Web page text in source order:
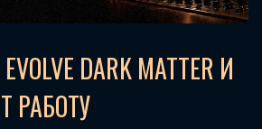
DARK MATTER И
РАБОТУ